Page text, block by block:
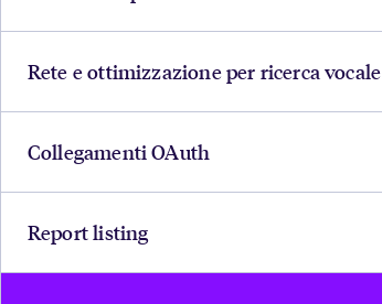
Rete e ottimizzazione per ricerca vocale
Collegamenti OAuth
Report listing